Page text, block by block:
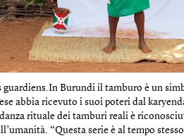
guardiens.In Burundi il tamburo è un
abbia ricevuto i suoi poteri dal
rituale dei tamburi reali è
“Questa serie è al tempo